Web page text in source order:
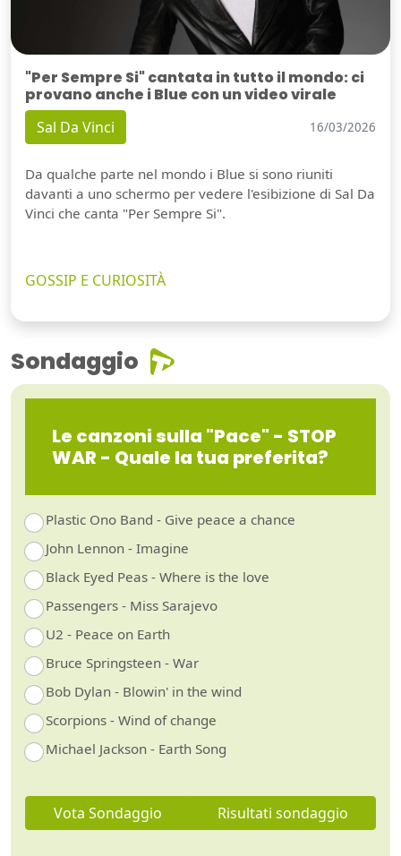
"Per Sempre Si" cantata in tutto il mondo: ci
provano anche i Blue con un video virale
Sal Da Vinci 16/03/2026
Da qualche parte nel mondo i Blue si sono riuniti
davanti a uno schermo per vedere l'esibizione di Sal Da
Vinci che canta "Per Sempre Si".
GOSSIP E CURIOSITÀ
Sondaggio
Le canzoni sulla "Pace" - STOP
WAR - Quale la tua preferita?
Plastic Ono Band - Give peace a chance
John Lennon - Imagine
Black Eyed Peas - Where is the love
Passengers - Miss Sarajevo
U2 - Peace on Earth
Bruce Springsteen - War
Bob Dylan - Blowin' in the wind
Scorpions - Wind of change
Michael Jackson - Earth Song
Vota Sondaggio Risultati sondaggio